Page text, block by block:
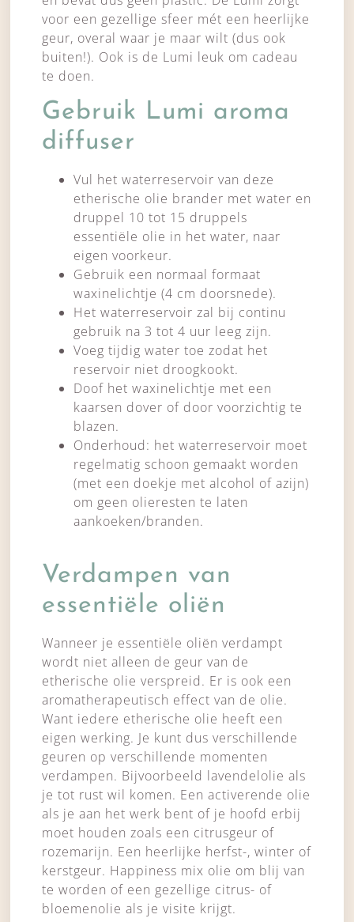
voor een gezellige sfeer mét een heerlijke
geur, overal waar je maar wilt (dus ook
buiten!). Ook is de Lumi leuk om cadeau
te doen.
Gebruik Lumi aroma
diffuser
Vul het waterreservoir van deze
etherische olie brander met water en
druppel 10 tot 15 druppels
essentiële olie in het water, naar
eigen voorkeur.
Gebruik een normaal formaat
waxinelichtje (4 cm doorsnede).
Het waterreservoir zal bij continu
gebruik na 3 tot 4 uur leeg zijn.
Voeg tijdig water toe zodat het
reservoir niet droogkookt.
Doof het waxinelichtje met een
kaarsen dover of door voorzichtig te
blazen.
Onderhoud: het waterreservoir moet
regelmatig schoon gemaakt worden
(met een doekje met alcohol of azijn)
om geen olieresten te laten
aankoeken/branden.
Verdampen van
essentiële oliën
Wanneer je essentiële oliën verdampt
wordt niet alleen de geur van de
etherische olie verspreid. Er is ook een
aromatherapeutisch effect van de olie.
Want iedere etherische olie heeft een
eigen werking. Je kunt dus verschillende
geuren op verschillende momenten
verdampen. Bijvoorbeeld lavendelolie als
je tot rust wil komen. Een activerende olie
als je aan het werk bent of je hoofd erbij
moet houden zoals een citrusgeur of
rozemarijn. Een heerlijke herfst-, winter of
kerstgeur. Happiness mix olie om blij van
te worden of een gezellige citrus- of
bloemenolie als je visite krijgt.